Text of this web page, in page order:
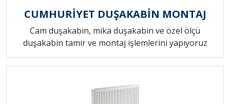
CUMHURİYET DUŞAKABİN MONTAJ
Cam duşakabin, mika duşakabin ve özel ölçü
duşakabin tamir ve montaj işlemlerini yapıyoruz